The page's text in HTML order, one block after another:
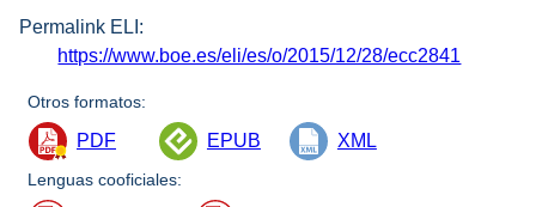
Permalink ELI:
https://www.boe.es/eli/es/o/2015/12/28/ecc2841
Otros formatos:
PDF EPUB XML
Lenguas cooficiales: